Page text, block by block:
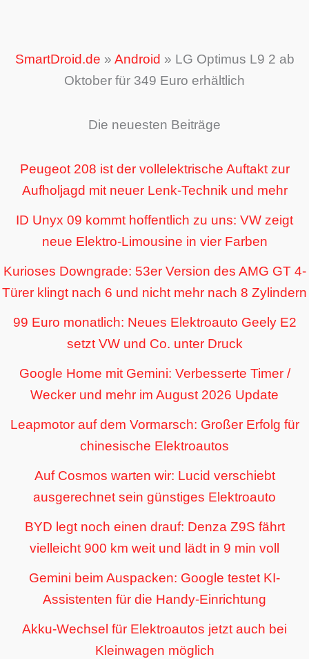
SmartDroid.de » Android » LG Optimus L9 2 ab
Oktober für 349 Euro erhältlich
Die neuesten Beiträge
Peugeot 208 ist der vollelektrische Auftakt zur
Aufholjagd mit neuer Lenk-Technik und mehr
ID Unyx 09 kommt hoffentlich zu uns: VW zeigt
neue Elektro-Limousine in vier Farben
Kurioses Downgrade: 53er Version des AMG GT 4-
Türer klingt nach 6 und nicht mehr nach 8 Zylindern
99 Euro monatlich: Neues Elektroauto Geely E2
setzt VW und Co. unter Druck
Google Home mit Gemini: Verbesserte Timer /
Wecker und mehr im August 2026 Update
Leapmotor auf dem Vormarsch: Großer Erfolg für
chinesische Elektroautos
Auf Cosmos warten wir: Lucid verschiebt
ausgerechnet sein günstiges Elektroauto
BYD legt noch einen drauf: Denza Z9S fährt
vielleicht 900 km weit und lädt in 9 min voll
Gemini beim Auspacken: Google testet KI-
Assistenten für die Handy-Einrichtung
Akku-Wechsel für Elektroautos jetzt auch bei
Kleinwagen möglich